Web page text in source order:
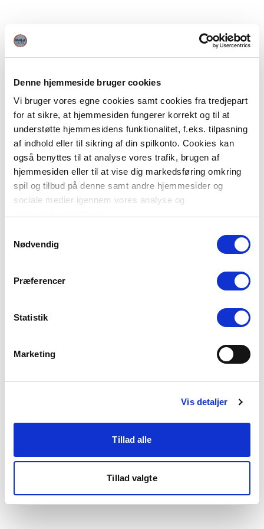
Denne hjemmeside bruger cookies
Vi bruger vores egne cookies samt cookies fra tredjepart
for at sikre, at hjemmesiden fungerer korrekt og til at
understøtte hjemmesidens funktionalitet, f.eks. tilpasning
af indhold eller til sikring af din spilkonto. Cookies kan
også benyttes til at analyse vores trafik, brugen af
hjemmesiden eller til at vise dig markedsføring omkring
spil og tilbud på denne samt andre hjemmesider og
sociale medier igennem vores analyse og
Du kan læse mere om vores brug af cookies under
"Detaljer" eller ved at klikke videre til vores Cookiepolitik,
Nødvendig
Præferencer
Statistik
Marketing
Vis detaljer
Tillad alle
Tillad valgte